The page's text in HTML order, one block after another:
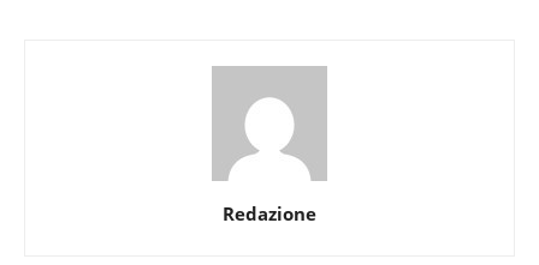
Redazione